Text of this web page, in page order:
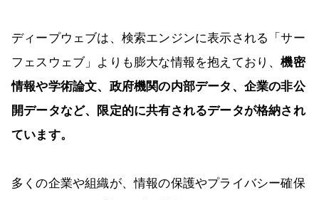
ディープウェブは、検索エンジンに表示される「サー
フェスウェブ」よりも膨大な情報を抱えており、機密
情報や学術論文、政府機関の内部データ、企業の非公
開データなど、限定的に共有されるデータが格納され
ています。
多くの企業や組織が、情報の保護やプライバシー確保